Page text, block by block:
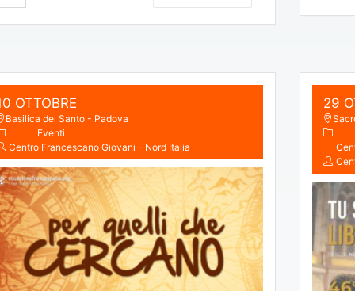
OTTOBRE
Basilica del Santo - Padova
Eventi
Centro Francescano Giovani - Nord Italia
29